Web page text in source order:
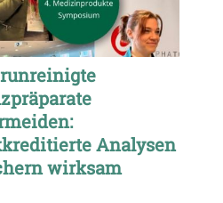
Analysen
wirksam